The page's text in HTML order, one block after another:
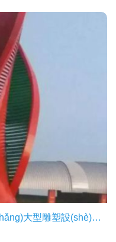
大型不銹鋼雕塑加工廠家 廣場(chǎng)大型雕塑設(shè)計(jì)